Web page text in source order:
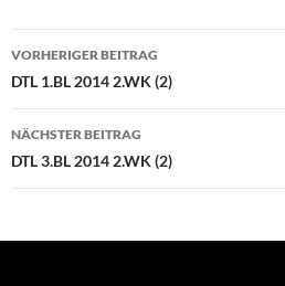
Beitragsnavigation
VORHERIGER BEITRAG
DTL 1.BL 2014 2.WK (2)
NÄCHSTER BEITRAG
DTL 3.BL 2014 2.WK (2)